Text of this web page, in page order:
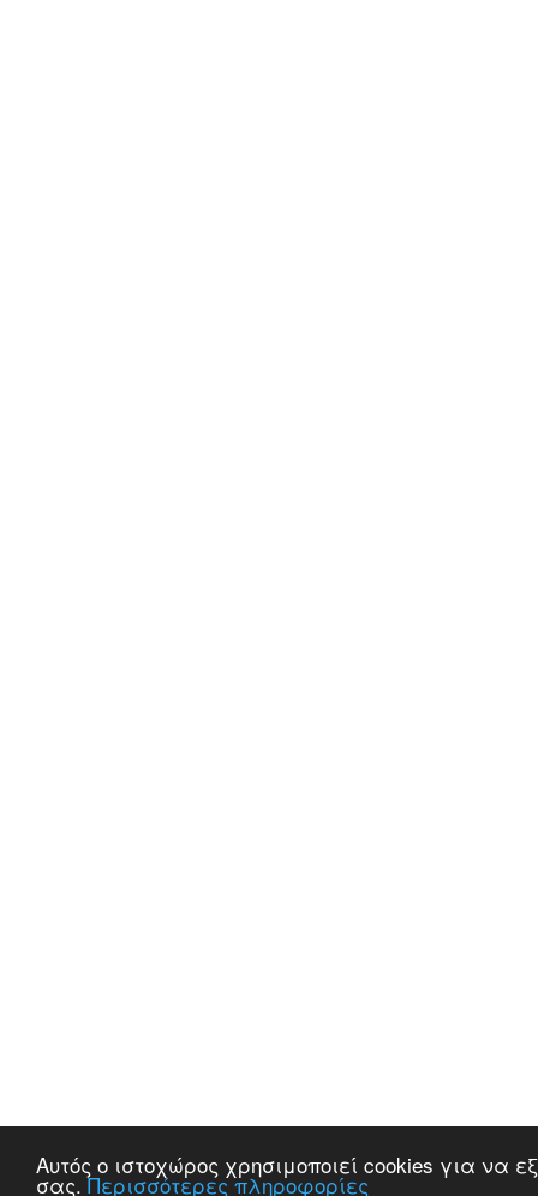
Αυτός ο ιστοχώρος χρησιμοποιεί cookies για να
σας.Περισσότερες πληροφορίες